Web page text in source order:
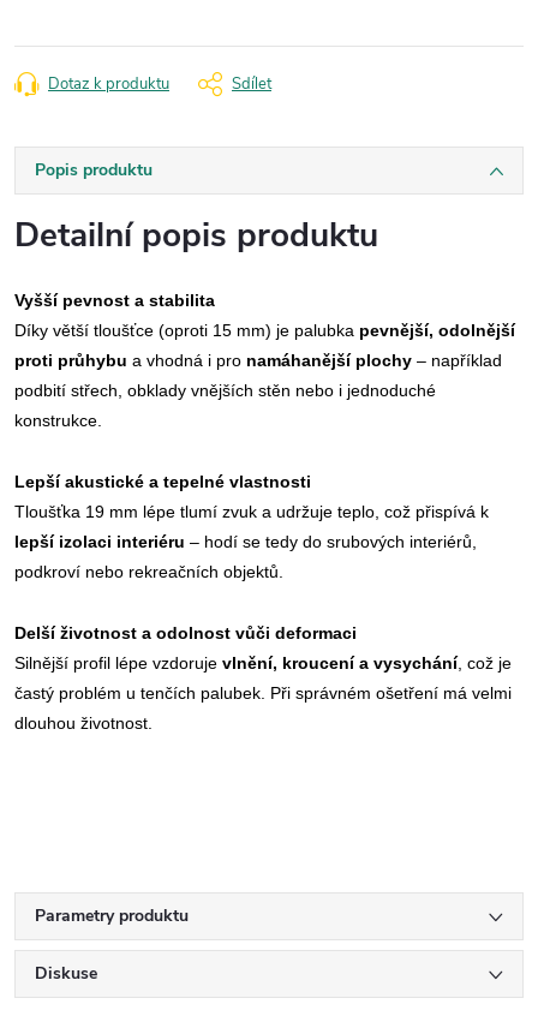
Dotaz k produktu Sdílet
Popis produktu
Detailní popis produktu
Vyšší pevnost a stabilita
Díky větší tloušťce (oproti 15 mm) je palubka pevnější, odolnější
proti průhybu a vhodná i pro namáhanější plochy – například
podbití střech, obklady vnějších stěn nebo i jednoduché
konstrukce.
Lepší akustické a tepelné vlastnosti
Tloušťka 19 mm lépe tlumí zvuk a udržuje teplo, což přispívá k
lepší izolaci interiéru – hodí se tedy do srubových interiérů,
podkroví nebo rekreačních objektů.
Delší životnost a odolnost vůči deformaci
Silnější profil lépe vzdoruje vlnění, kroucení a vysychání, což je
častý problém u tenčích palubek. Při správném ošetření má velmi
dlouhou životnost.
Parametry produktu
Diskuse